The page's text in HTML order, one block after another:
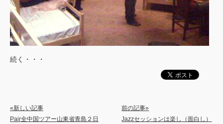
続く・・・
«新しい記事
Pair全中国ツアー山東省青島２日
前の記事»
Jazzセッションは楽し（面白し）